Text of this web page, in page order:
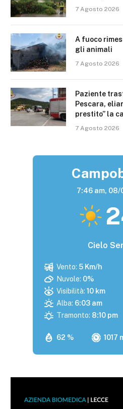
7 Agosto 2026
A fuoco
gli animali
7 Agosto 2026
Paziente
Pescara,
prestito” la
7 Agosto 2026
7:46 am, 08/
Cielo
62 % 1017
Vento: 5 Km/h
Nuvole: 0%
Visibilità: 10 km
Alba: 6:03 am
Tramonto: 8:10 pm